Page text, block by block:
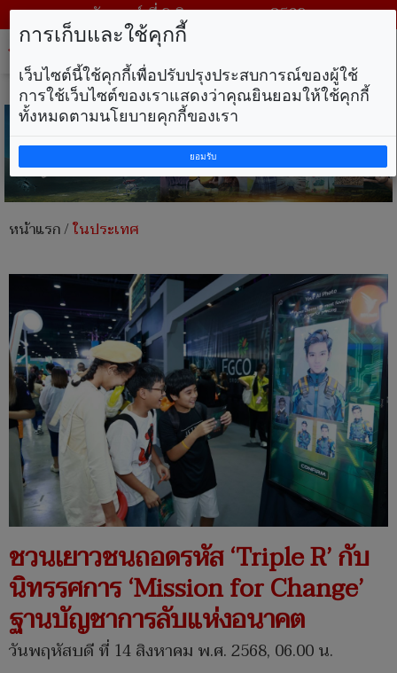
วันเสาร์ ที่ 8 สิงหาคม พ.ศ. 2569
หน้าแรก/ในประเทศ
ชวนเยาวชนถอดรหัส ‘Triple R’ กับ
นิทรรศการ ​‘Mission for Change’
ฐานบัญชาการลับแห่งอนาคต
วันพฤหัสบดี ที่ 14 สิงหาคม พ.ศ. 2568, 06.00 น.
การเก็บและใช้คุกกี้
เว็บไซต์นี้ใช้คุกกี้เพื่อปรับปรุงประสบการณ์ของผู้ใช้
การใช้เว็บไซต์ของเราแสดงว่าคุณยินยอมให้ใช้คุกกี้
ทั้งหมดตามนโยบายคุกกี้ของเรา
ยอมรับ